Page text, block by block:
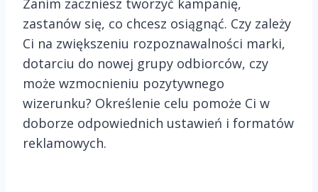
zastanów się, co chcesz osiągnąć. Czy zależy
Ci na zwiększeniu rozpoznawalności marki,
dotarciu do nowej grupy odbiorców, czy
może wzmocnieniu pozytywnego
wizerunku? Określenie celu pomoże Ci w
doborze odpowiednich ustawień i formatów
reklamowych.